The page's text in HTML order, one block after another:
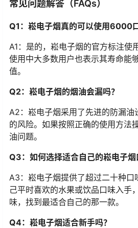
常见问题解答（FAQs）
Q1：崧电子烟真的可以使用6000
A1：是的，崧电子烟的官方标注
使用中大多数用户也表示其寿命能
值。
Q2：崧电子烟的烟油会漏吗？
A2：崧电子烟采用了先进的防漏油
的风险。如果按照正确的使用方法
油问题。
Q3：如何选择适合自己的崧电子烟
A3：崧电子烟提供了超过二十种口
己平时喜欢的水果或饮品口味入手
味，找到最适合自己的那一款。
Q4：崧电子烟适合新手吗？